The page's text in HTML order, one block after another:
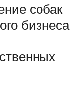
собак
бизнеса